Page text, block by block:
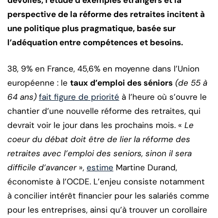
perspective de la réforme des retraites incitent à
une politique plus pragmatique, basée sur
l’adéquation entre compétences et besoins.
38, 9% en France, 45,6% en moyenne dans l’Union
européenne : le taux d’emploi des séniors (de 55 à
64 ans) fait figure de priorité à l’heure où s’ouvre le
chantier d’une nouvelle réforme des retraites, qui
devrait voir le jour dans les prochains mois. « Le
coeur du débat doit être de lier la réforme des
retraites avec l’emploi des seniors, sinon il sera
difficile d’avancer», estime Martine Durand,
économiste à l’OCDE. L’enjeu consiste notamment
à concilier intérêt financier pour les salariés comme
pour les entreprises, ainsi qu’à trouver un corollaire